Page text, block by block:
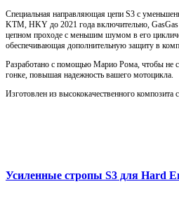
Специальная направляющая цепи S3 с
KTM, HKY до 2021 года включительно,
цепном проходе с меньшим шумом в его
обеспечивающая дополнительную защиту в
Разработано с помощью Марио Рома, чтобы не
гонке, повышая надежность вашего мотоцикла.
Изготовлен из высококачественного композита
Усиленные стропы S3 для Hard